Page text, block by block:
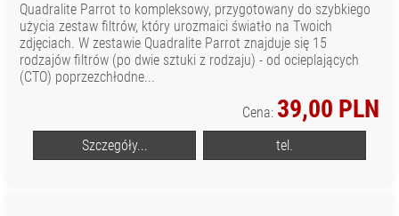
Quadralite Parrot to kompleksowy, przygotowany do szybkiego
użycia zestaw filtrów, który urozmaici światło na Twoich
zdjęciach. W zestawie Quadralite Parrot znajduje się 15
rodzajów filtrów (po dwie sztuki z rodzaju) - od ocieplających
(CTO) poprzezchłodne...
Cena: 39,00 PLN
Szczegóły... tel.